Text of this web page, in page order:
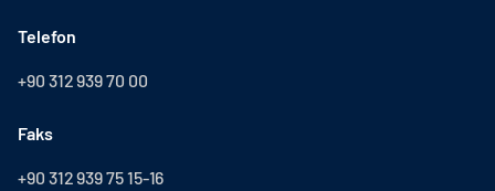
Telefon
+90 312 939 70 00
Faks
+90 312 939 75 15-16